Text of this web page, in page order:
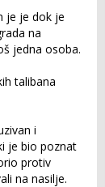
je je dok je
na
jedna osoba.
talibana
i
je bio poznat
protiv
na nasilje.